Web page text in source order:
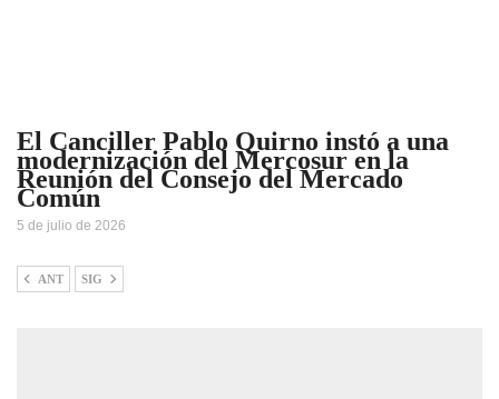
El Canciller Pablo Quirno instó a una
modernización del Mercosur en la
Reunión del Consejo del Mercado
Común
5 de julio de 2026
ANT SIG